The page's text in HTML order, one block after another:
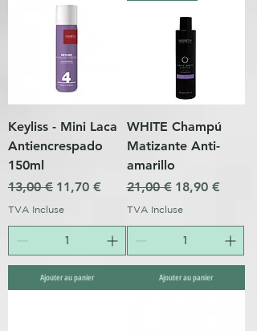
Keyliss - Mini Laca
Antiencrespado
150ml
Prix original
13,00 € Prix promotionnel
11,70 €
TVA Incluse
Ajouter au panier
WHITE Champú
Matizante Anti-
amarillo
Prix original
21,00 € Prix
18,90 €
TVA Incluse
Ajouter au panier